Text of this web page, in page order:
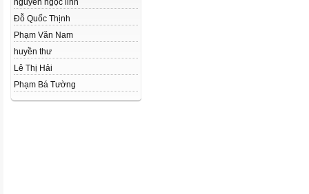
nguyễn ngọc linh
Đỗ Quốc Thịnh
Phạm Văn Nam
huyền thư
Lê Thị Hải
Phạm Bá Tường